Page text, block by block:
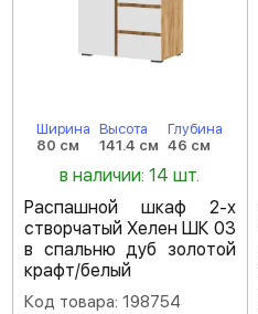
Ширина
80 см
Высота
141.4 см
Глубина
46 см
в наличии: 14 шт.
Распашной шкаф 2-х
створчатый Хелен ШК 03
в спальню дуб золотой
крафт/белый
Код товара: 198754